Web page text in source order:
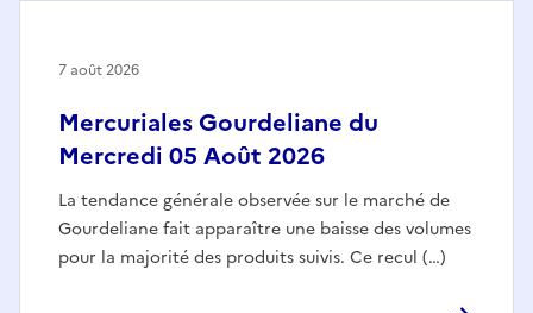
Mercuriales Gourdeliane du
Mercredi 05 Août 2026
La tendance générale observée sur le marché de
Gourdeliane fait apparaître une baisse des volumes
pour la majorité des produits suivis. Ce recul (…)
7 août 2026